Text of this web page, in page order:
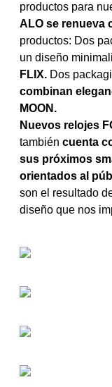
productos para
ALO se renueva
productos: Dos
un diseño
FLIX. Dos
combinan
MOON.
Nuevos relojes
también cuenta
sus próximos
orientados al
son el resultado
diseño que nos